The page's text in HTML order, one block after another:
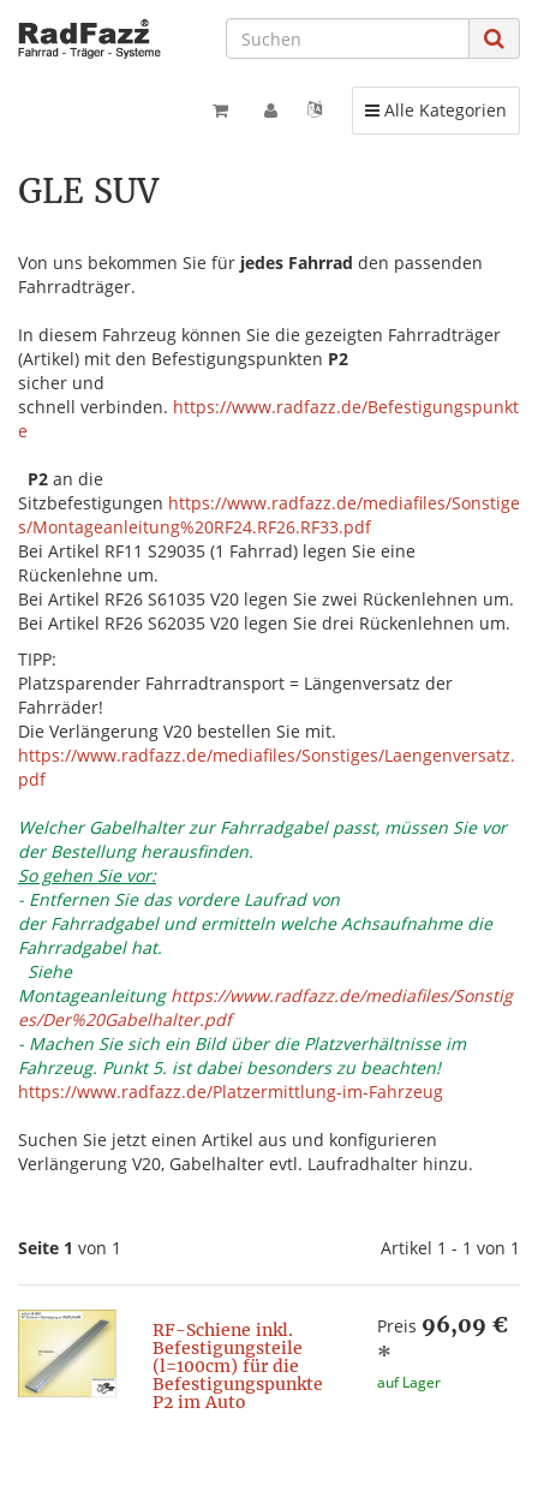
Toggle navigation
Alle Kategorien
GLE SUV
Von uns bekommen Sie für jedes Fahrrad den passenden
Fahrradträger.
In diesem Fahrzeug können Sie die gezeigten Fahrradträger
(Artikel) mit den Befestigungspunkten P2
sicher und
schnell verbinden. https://www.radfazz.de/Befestigungspunkt
e
P2 an die
Sitzbefestigungen https://www.radfazz.de/mediafiles/Sonstige
s/Montageanleitung%20RF24.RF26.RF33.pdf
Bei Artikel RF11 S29035 (1 Fahrrad) legen Sie eine
Rückenlehne um.
Bei Artikel RF26 S61035 V20 legen Sie zwei Rückenlehnen um.
Bei Artikel RF26 S62035 V20 legen Sie drei Rückenlehnen um.
TIPP:
Platzsparender Fahrradtransport = Längenversatz der
Fahrräder!
Die Verlängerung V20 bestellen Sie mit.
https://www.radfazz.de/mediafiles/Sonstiges/Laengenversatz.
pdf
Welcher Gabelhalter zur Fahrradgabel passt, müssen Sie vor
der Bestellung herausfinden.
So gehen Sie vor:
- Entfernen Sie das vordere Laufrad von
der Fahrradgabel und ermitteln welche Achsaufnahme die
Fahrradgabel hat.
Siehe
Montageanleitung https://www.radfazz.de/mediafiles/Sonstig
es/Der%20Gabelhalter.pdf
- Machen Sie sich ein Bild über die Platzverhältnisse im
Fahrzeug. Punkt 5. ist dabei besonders zu beachten!
https://www.radfazz.de/Platzermittlung-im-Fahrzeug
Suchen Sie jetzt einen Artikel aus und konfigurieren
Verlängerung V20, Gabelhalter evtl. Laufradhalter hinzu.
Seite 1 von 1 Artikel 1 - 1 von 1
RF-Schiene inkl.
Befestigungsteile
(l=100cm) für die
Befestigungspunkte
P2 im Auto
Preis 96,09 €
*
auf Lager